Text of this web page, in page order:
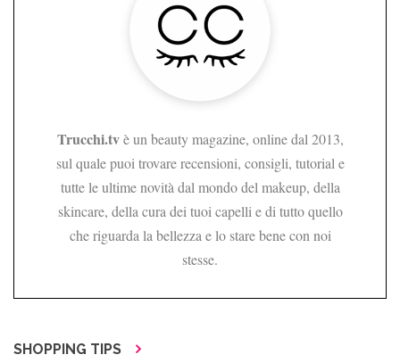
Trucchi.tvè un beauty magazine, online dal 2013,
sul quale puoi trovare recensioni, consigli, tutorial e
tutte le ultime novità dal mondo del makeup, della
skincare, della cura dei tuoi capelli e di tutto quello
che riguarda la bellezza e lo stare bene con noi
stesse.
SHOPPING TIPS